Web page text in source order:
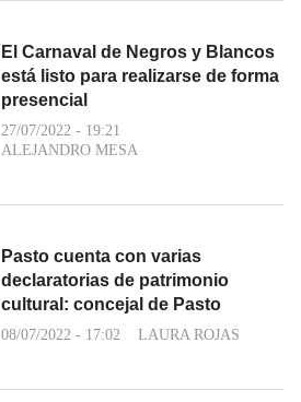
El Carnaval de Negros y Blancos
está listo para realizarse de forma
presencial
27/07/2022 - 19:21
ALEJANDRO MESA
Pasto cuenta con varias
declaratorias de patrimonio
cultural: concejal de Pasto
08/07/2022 - 17:02 LAURA ROJAS